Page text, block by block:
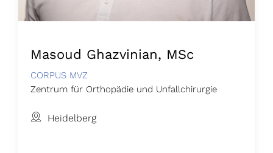
Masoud Ghazvinian, MSc
CORPUS MVZ
Zentrum für Orthopädie und Unfallchirurgie
Heidelberg